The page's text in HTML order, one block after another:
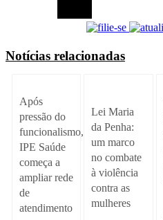
Notícias relacionadas
Após
pressão do
funcionalismo,
IPE Saúde
começa a
ampliar rede
de
atendimento
Lei Maria
da Penha:
um marco
no combate
à violência
contra as
mulheres